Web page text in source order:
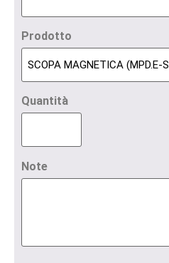
Prodotto
Quantità
Note